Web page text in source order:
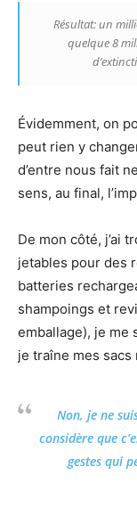
Résultat: un
quelque 8
Évidemment, on
peut rien y
d’entre nous fait
sens, au final,
De mon côté, j’ai
jetables pour des
batteries
shampoings et
emballage), je me
je traîne mes
Non, je ne
considère que
gestes qui